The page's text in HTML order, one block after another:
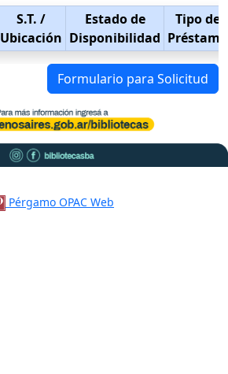
S.T. /
Ubicación
Estado de
Disponibilidad
Tipo de
Préstamo
Formulario para Solicitud
Pérgamo OPAC Web